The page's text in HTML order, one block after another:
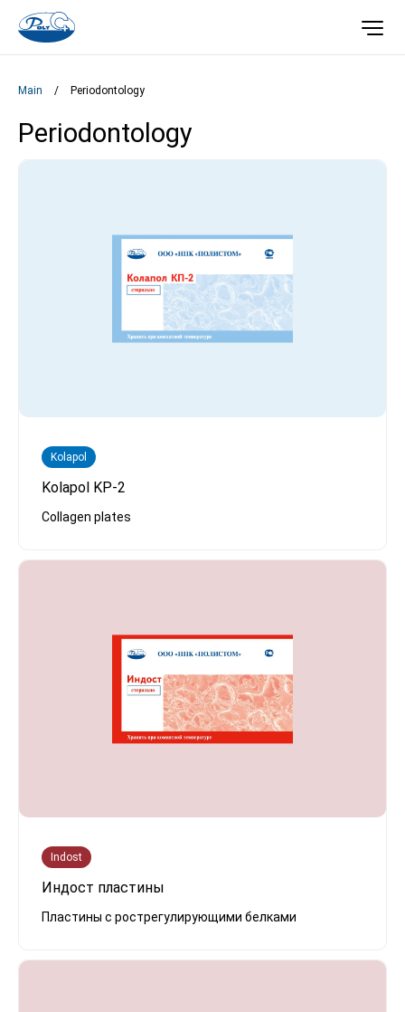
Main / Periodontology
Periodontology
Kolapol
Kolapol KP-2
Collagen plates
Indost
Индост пластины
Пластины с рострегулирующими белками